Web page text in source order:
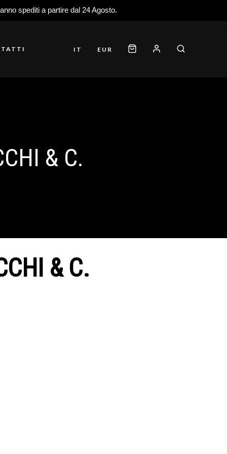
spediti a partire dal 24 Agosto.
IT EUR
& C.
& C.